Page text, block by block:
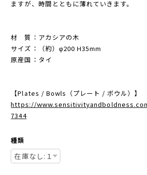
ますが、時間とともに薄れていきます。
材 質：アカシアの木
サイズ：（約）φ200 H35mm
原産国：タイ
【Plates / Bowls（プレート / ボウル）】
https://
7344
種類